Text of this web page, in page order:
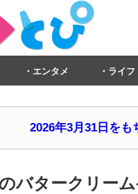
エンタメ ライフ
2026年3月31日を
バタークリー